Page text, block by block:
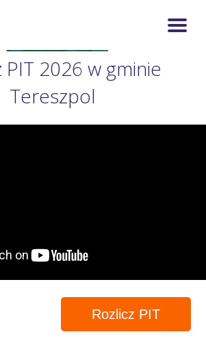
PIT 2026 w gminie
Tereszpol
Rozlicz PIT